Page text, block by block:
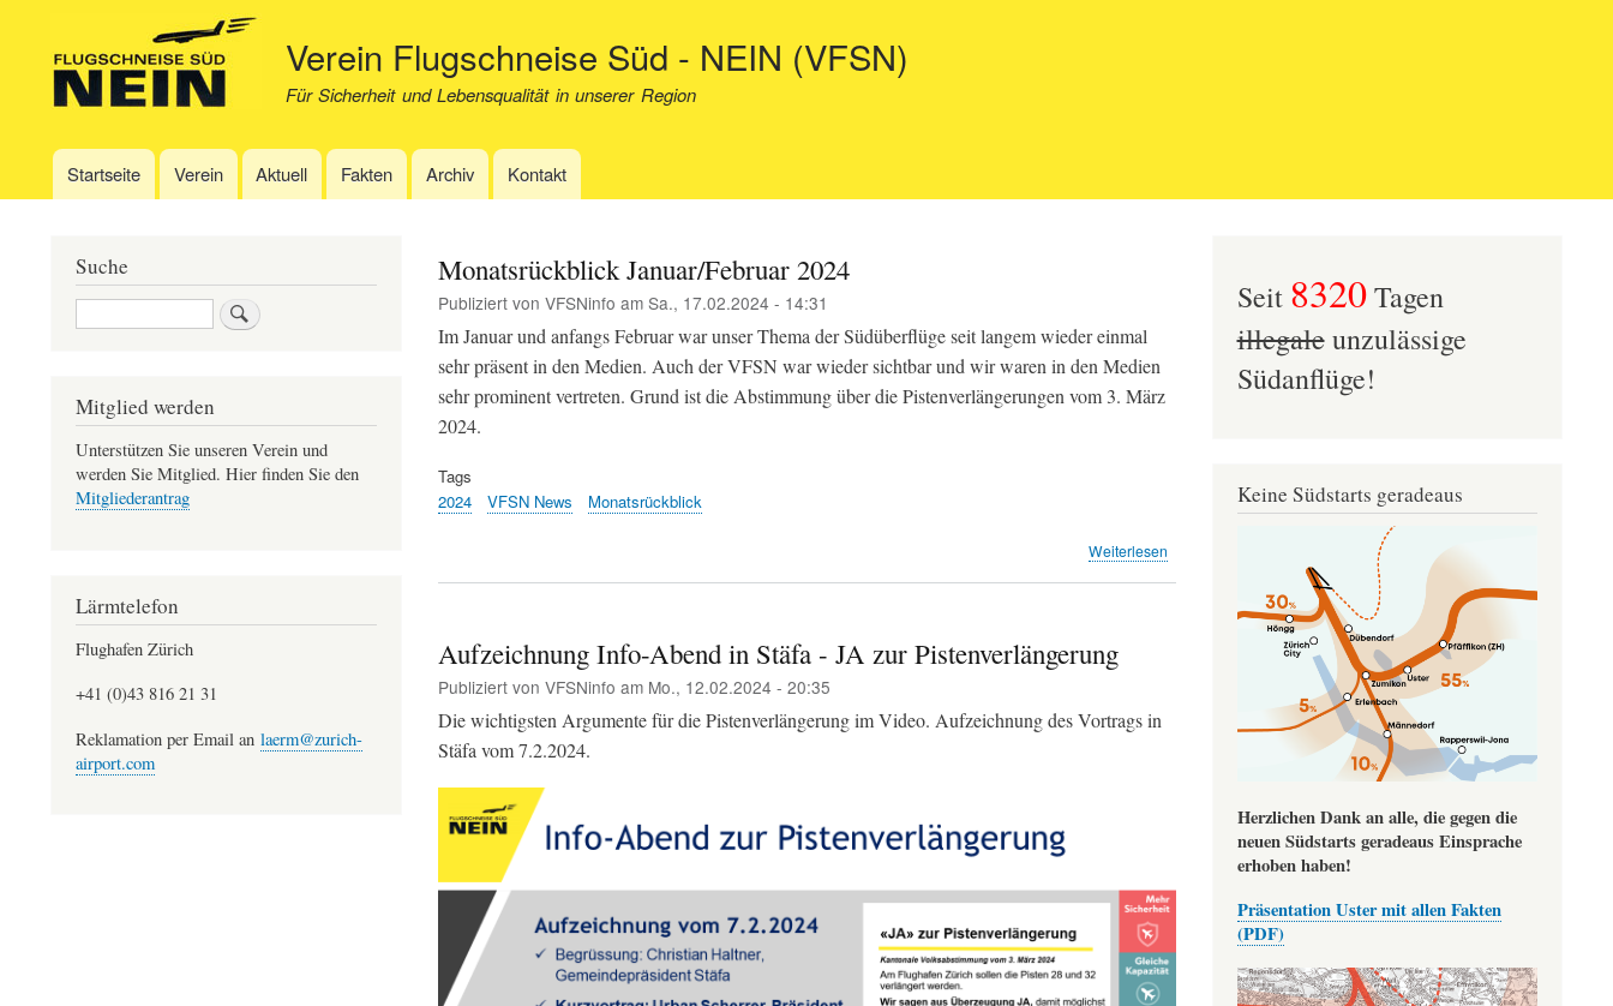
zum
Inhalt
Verein Flugschneise Süd - NEIN (VFSN)
Für Sicherheit und Lebensqualität in unserer Region
Hauptnavigation
Startseite Verein Aktuell Fakten Archiv Kontakt
Monatsrückblick Januar/Februar 2024
Publiziert von VFSNinfo am Sa., 17.02.2024 - 14:31
Im Januar und anfangs Februar war unser Thema der Südüberflüge seit langem wieder einmal
sehr präsent in den Medien. Auch der VFSN war wieder sichtbar und wir waren in den Medien
sehr prominent vertreten. Grund ist die Abstimmung über die Pistenverlängerungen vom 3. März
2024.
Tags
2024
VFSN News Monatsrückblick
Weiterlesen
Januar/Februar
Aufzeichnung Info-Abend in Stäfa - JA zur Pistenverlängerung
Publiziert von VFSNinfo am Mo., 12.02.2024 - 20:35
Die wichtigsten Argumente für die Pistenverlängerung im Video. Aufzeichnung des Vortrags in
Stäfa vom 7.2.2024.
Suche
Suche
Mitglied werden
Unterstützen Sie unseren Verein und
werden Sie Mitglied. Hier finden Sie den
Mitgliederantrag
Lärmtelefon
Flughafen Zürich
+41 (0)43 816 21 31
Reklamation per Email an laerm@zurich-
airport.com
Seit 8320Tagen
illegaleunzulässige
Südanflüge!
Keine Südstarts geradeaus
Herzlichen Dank an alle, die gegen die
neuen Südstarts geradeaus Einsprache
erhoben haben!
Präsentation Uster mit allen Fakten
(PDF)